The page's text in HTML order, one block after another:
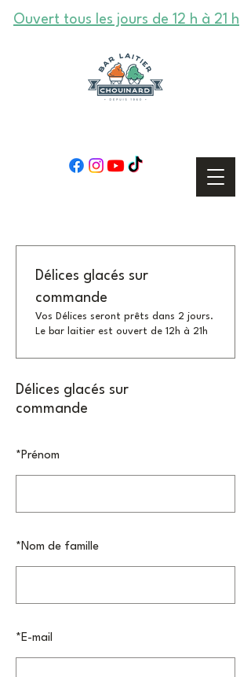
Ouvert tous les jours de 12 h à 21 h
Délices glacés sur
commande
*Prénom
*Nom de famille
*E-mail
Délices glacés sur
commande
Vos Délices seront prêts dans 2 jours.
Le bar laitier est ouvert de 12h à 21h